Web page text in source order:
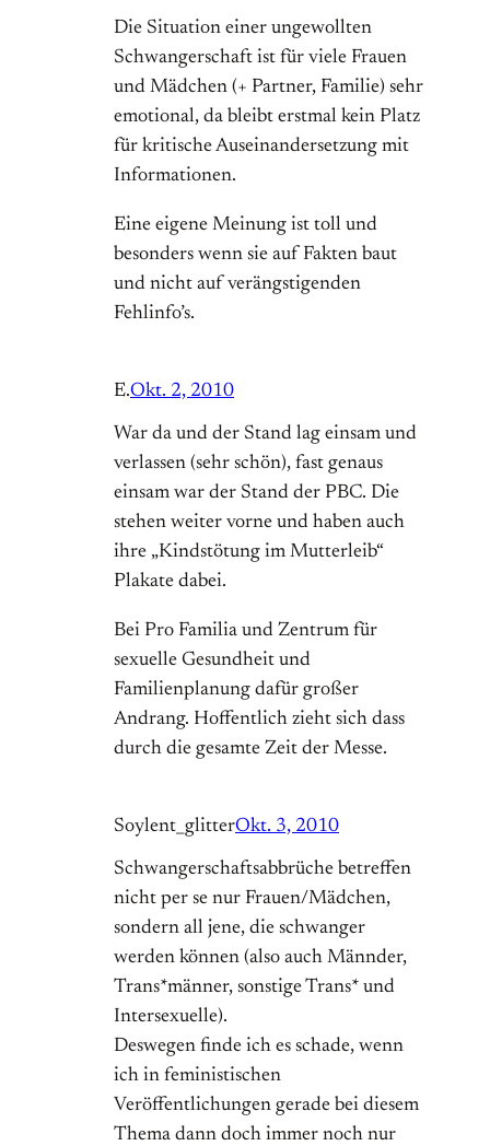
Die Situation einer ungewollten
Schwangerschaft ist für viele Frauen
und Mädchen (+ Partner, Familie) sehr
emotional, da bleibt erstmal kein Platz
für kritische Auseinandersetzung mit
Informationen.
Eine eigene Meinung ist toll und
besonders wenn sie auf Fakten baut
und nicht auf verängstigenden
Fehlinfo’s.
E.Okt. 2, 2010
War da und der Stand lag einsam und
verlassen (sehr schön), fast genaus
einsam war der Stand der PBC. Die
stehen weiter vorne und haben auch
ihre „Kindstötung im Mutterleib“
Plakate dabei.
Bei Pro Familia und Zentrum für
sexuelle Gesundheit und
Familienplanung dafür großer
Andrang. Hoffentlich zieht sich dass
durch die gesamte Zeit der Messe.
Soylent_glitterOkt. 3, 2010
Schwangerschaftsabbrüche betreffen
nicht per se nur Frauen/Mädchen,
sondern all jene, die schwanger
werden können (also auch Männder,
Trans*männer, sonstige Trans* und
Intersexuelle).
Deswegen finde ich es schade, wenn
ich in feministischen
Veröffentlichungen gerade bei diesem
Thema dann doch immer noch nur